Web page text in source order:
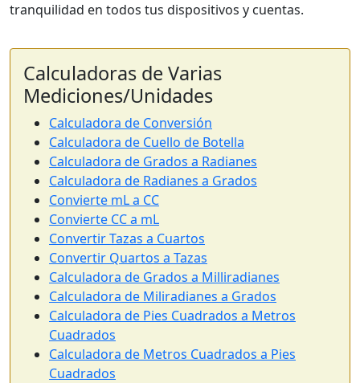
tranquilidad en todos tus dispositivos y cuentas.
Calculadoras de Varias
Mediciones/Unidades
Calculadora de Conversión
Calculadora de Cuello de Botella
Calculadora de Grados a Radianes
Calculadora de Radianes a Grados
Convierte mL a CC
Convierte CC a mL
Convertir Tazas a Cuartos
Convertir Quartos a Tazas
Calculadora de Grados a Milliradianes
Calculadora de Miliradianes a Grados
Calculadora de Pies Cuadrados a Metros
Cuadrados
Calculadora de Metros Cuadrados a Pies
Cuadrados